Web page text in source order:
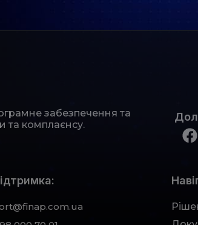
забезпечення та
та комплаєнсу.